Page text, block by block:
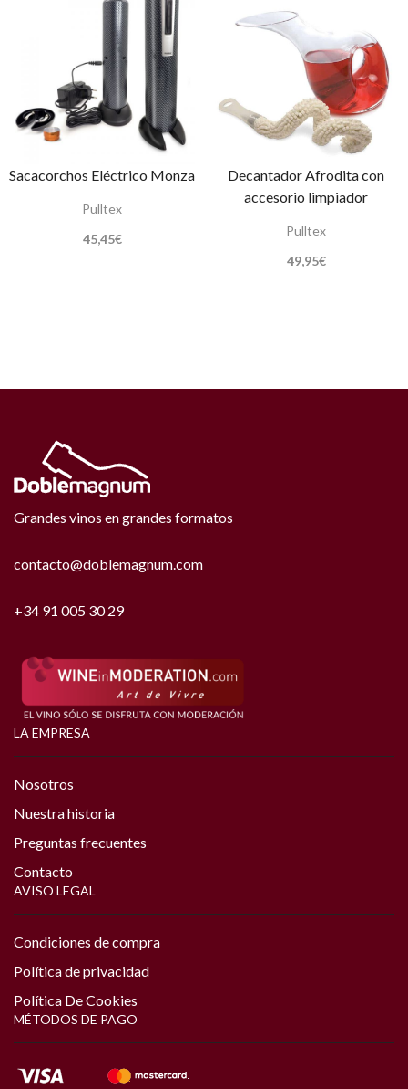
Sacacorchos Eléctrico Monza
Pulltex
45,45€
Decantador Afrodita con
accesorio limpiador
Pulltex
49,95€
Grandes vinos en grandes formatos
contacto@doblemagnum.com
+34 91 005 30 29
LA EMPRESA
Nosotros
Nuestra historia
Preguntas frecuentes
Contacto
AVISO LEGAL
Condiciones de compra
Política de privacidad
Política De Cookies
MÉTODOS DE PAGO